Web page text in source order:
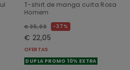
T-shirt de manga curta Rosa
Homem
€ 35,00 37%
€ 22,05
OFERTAS
DUPLA PROMO 10% EXTRA